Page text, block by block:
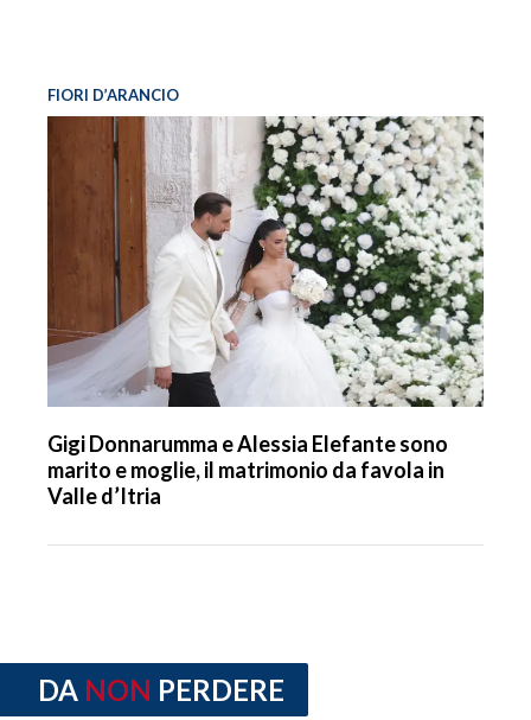
FIORI D’ARANCIO
Gigi Donnarumma e Alessia Elefante sono
marito e moglie, il matrimonio da favola in
Valle d’Itria
DA NON PERDERE